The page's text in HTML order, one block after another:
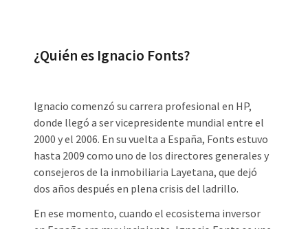
¿Quién es Ignacio Fonts?
Ignacio comenzó su carrera profesional en HP,
donde llegó a ser vicepresidente mundial entre el
2000 y el 2006. En su vuelta a España, Fonts estuvo
hasta 2009 como uno de los directores generales y
consejeros de la inmobiliaria Layetana, que dejó
dos años después en plena crisis del ladrillo.
En ese momento, cuando el ecosistema inversor